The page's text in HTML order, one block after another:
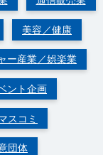
美容／健康
ー産業／娯楽業
ント企画
スコミ
団体